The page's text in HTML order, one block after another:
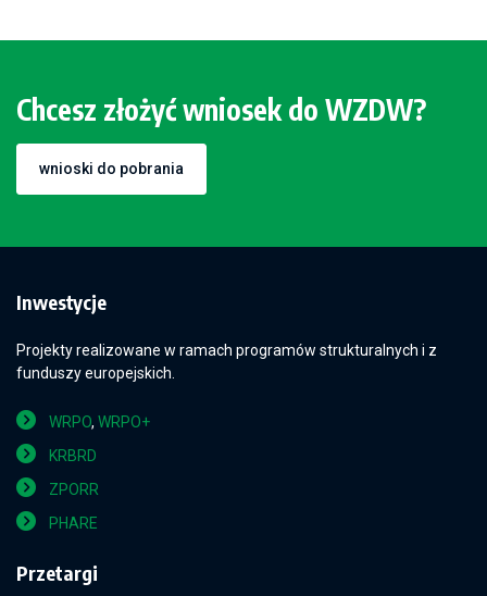
Chcesz złożyć wniosek do WZDW?
wnioski do pobrania
Inwestycje
Projekty realizowane w ramach programów strukturalnych i z
funduszy europejskich.
WRPO, WRPO+
KRBRD
ZPORR
PHARE
Przetargi